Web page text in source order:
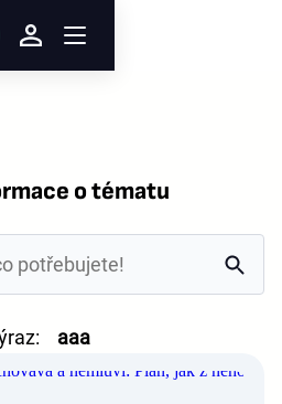
o tématu
aaa